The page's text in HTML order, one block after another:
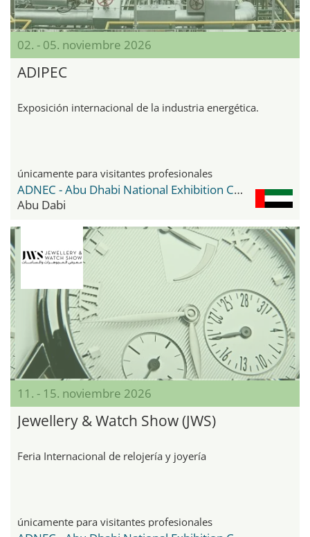
02. - 05. noviembre 2026
ADIPEC
Exposición internacional de la industria energética.
únicamente para visitantes profesionales
ADNEC - Abu Dhabi National Exhibition Center
Abu Dabi
11. - 15. noviembre 2026
Jewellery & Watch Show (JWS)
Feria Internacional de relojería y joyería
únicamente para visitantes profesionales